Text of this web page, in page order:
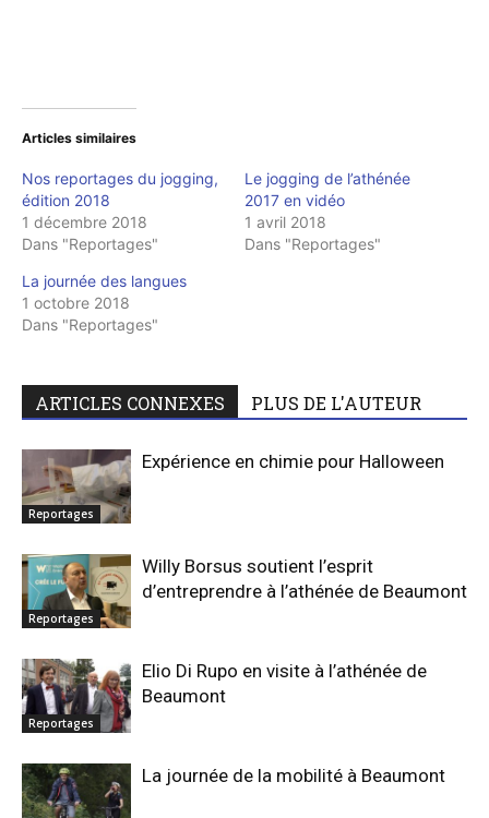
Articles similaires
Nos reportages du jogging,
édition 2018
1 décembre 2018
Dans "Reportages"
Le jogging de l’athénée
2017 en vidéo
1 avril 2018
Dans "Reportages"
La journée des langues
1 octobre 2018
Dans "Reportages"
ARTICLES CONNEXES PLUS DE L'AUTEUR
Reportages
Expérience en chimie pour Halloween
Reportages
Willy Borsus soutient l’esprit
d’entreprendre à l’athénée de Beaumont
Reportages
Elio Di Rupo en visite à l’athénée de
Beaumont
La journée de la mobilité à Beaumont